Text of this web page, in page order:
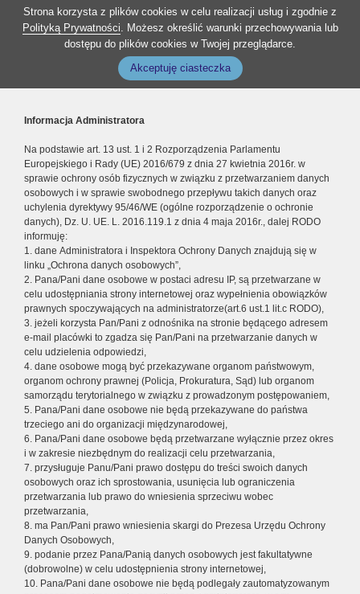
Strona korzysta z plików cookies w celu realizacji usług i zgodnie z
Polityką Prywatności. Możesz określić warunki przechowywania lub
dostępu do plików cookies w Twojej przeglądarce.
Akceptuję ciasteczka
Informacja Administratora
Na podstawie art. 13 ust. 1 i 2 Rozporządzenia Parlamentu
Europejskiego i Rady (UE) 2016/679 z dnia 27 kwietnia 2016r. w
sprawie ochrony osób fizycznych w związku z przetwarzaniem danych
osobowych i w sprawie swobodnego przepływu takich danych oraz
uchylenia dyrektywy 95/46/WE (ogólne rozporządzenie o ochronie
danych), Dz. U. UE. L. 2016.119.1 z dnia 4 maja 2016r., dalej RODO
informuję:
1. dane Administratora i Inspektora Ochrony Danych znajdują się w
linku „Ochrona danych osobowych”,
2. Pana/Pani dane osobowe w postaci adresu IP, są przetwarzane w
celu udostępniania strony internetowej oraz wypełnienia obowiązków
prawnych spoczywających na administratorze(art.6 ust.1 lit.c RODO),
3. jeżeli korzysta Pan/Pani z odnośnika na stronie będącego adresem
e-mail placówki to zgadza się Pan/Pani na przetwarzanie danych w
celu udzielenia odpowiedzi,
4. dane osobowe mogą być przekazywane organom państwowym,
organom ochrony prawnej (Policja, Prokuratura, Sąd) lub organom
samorządu terytorialnego w związku z prowadzonym postępowaniem,
5. Pana/Pani dane osobowe nie będą przekazywane do państwa
trzeciego ani do organizacji międzynarodowej,
6. Pana/Pani dane osobowe będą przetwarzane wyłącznie przez okres
i w zakresie niezbędnym do realizacji celu przetwarzania,
7. przysługuje Panu/Pani prawo dostępu do treści swoich danych
osobowych oraz ich sprostowania, usunięcia lub ograniczenia
przetwarzania lub prawo do wniesienia sprzeciwu wobec
przetwarzania,
8. ma Pan/Pani prawo wniesienia skargi do Prezesa Urzędu Ochrony
Danych Osobowych,
9. podanie przez Pana/Panią danych osobowych jest fakultatywne
(dobrowolne) w celu udostępnienia strony internetowej,
10. Pana/Pani dane osobowe nie będą podlegały zautomatyzowanym